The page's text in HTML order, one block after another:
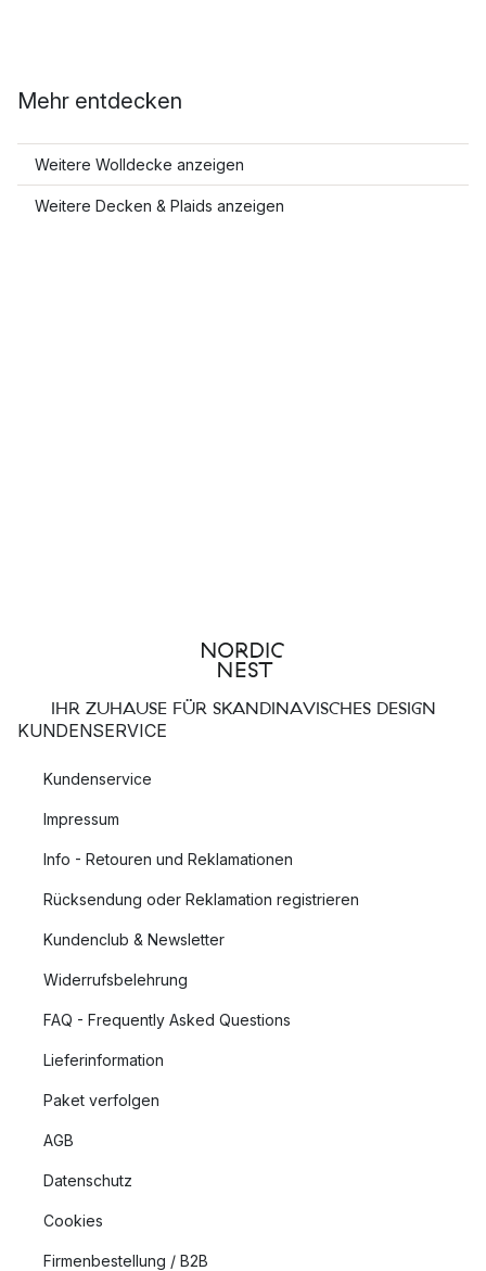
Mehr entdecken
Weitere Wolldecke anzeigen
Weitere Decken & Plaids anzeigen
IHR ZUHAUSE FÜR SKANDINAVISCHES DESIGN
KUNDENSERVICE
Kundenservice
Impressum
Info - Retouren und Reklamationen
Rücksendung oder Reklamation registrieren
Kundenclub & Newsletter
Widerrufsbelehrung
FAQ - Frequently Asked Questions
Lieferinformation
Paket verfolgen
AGB
Datenschutz
Cookies
Firmenbestellung / B2B